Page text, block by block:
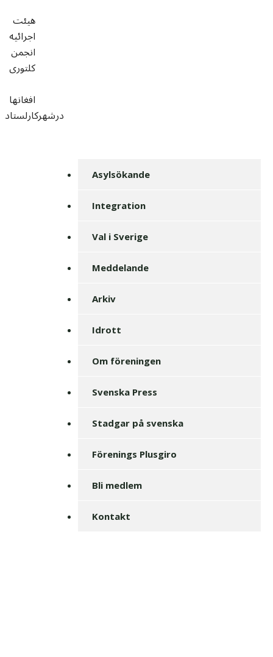
هیئت
اجرائيه
انجمن
کلتوری
افغانها
درشهرکارلستاد
Asylsökande
Integration
Val i Sverige
Meddelande
Arkiv
Idrott
Om föreningen
Svenska Press
Stadgar på svenska
Förenings Plusgiro
Bli medlem
Kontakt